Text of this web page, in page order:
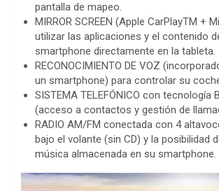
pantalla de mapeo.
MIRROR SCREEN (Apple CarPlayTM +
utilizar las aplicaciones y el contenido
smartphone directamente en la tableta.
RECONOCIMIENTO DE VOZ
un smartphone) para controlar su
SISTEMA TELEFÓNICO con tecnología
(acceso a contactos y gestión de
RADIO AM/FM conectada con 4
bajo el volante (sin CD) y la posibilidad
música almacenada en su smartphone.